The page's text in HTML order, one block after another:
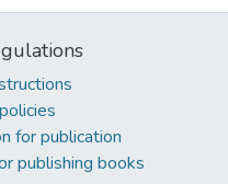
for publication
publishing books